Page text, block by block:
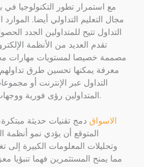
مع استمرار تطور التكنولوجيا في
مجال التعليم التداولي أيضا. الموارد
التداول تتيح للمتداولين الجدد
تقدم العديد من الأنظمة
مصممة خصيصا لمستويات مهارات
معرفة يمكنها تحسين طرق
التداول عبر الإنترنت أو
المتداولين رؤى فورية ووجهات نظر بديلة حول تحركات السوق.
الاسواقدمج تقنيات حديثة
المتوقع أن يؤدي نمو أنظمة
وتحليلات المعلومات الكبيرة
مما يمنح المستثمرين فهما تنبؤيا